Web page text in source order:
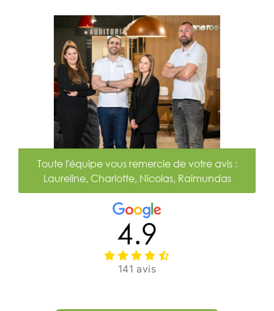
Toute l'équipe vous remercie de votre avis :
Laureline, Charlotte, Nicolas, Raimundas
4.9
141 avis